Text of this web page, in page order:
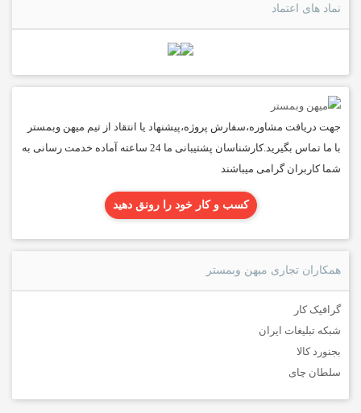
نماد های اعتماد
جهت دریافت مشاوره،سفارش پروژه،پیشنهاد یا انتقاد از تیم میهن وبمستر
با ما تماس بگیرید.کارشناسان پشتیبانی ما 24 ساعته آماده خدمت رسانی به
شما کاربران گرامی میباشند
کسب و کار خود را رونق دهید
همکاران تجاری میهن وبمستر
گرافیک کار
شبکه تبلیغات ایران
بجنورد کالا
سلطان چای